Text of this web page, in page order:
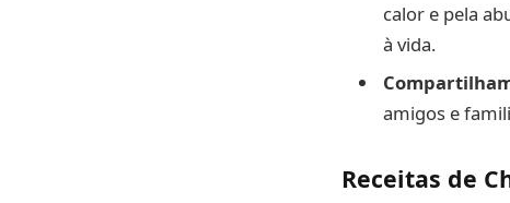
calor e pela
à vida.
amigos e
Receitas de